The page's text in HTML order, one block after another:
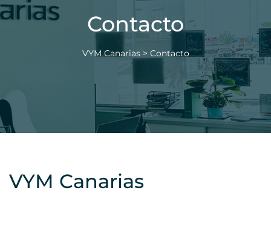
Contacto
VYM Canarias> Contacto
VYM Canarias